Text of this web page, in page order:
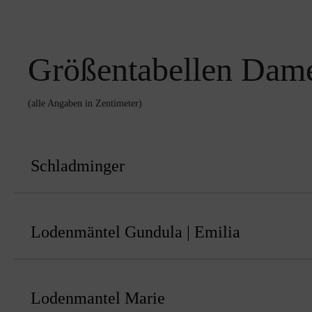
Größentabellen
(alle Angaben in Zentimeter)
Schladminger
Lodenmäntel Gundula | Emilia
Lodenmantel Marie